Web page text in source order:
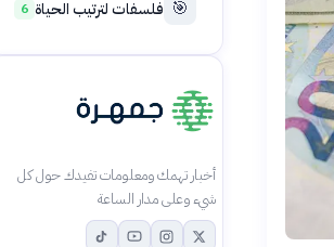
🎯 فلسفات لترتيب الحياة 6
أخبار تهمك ومعلومات تفيدك حول كل
شيء وعلى مدار الساعة